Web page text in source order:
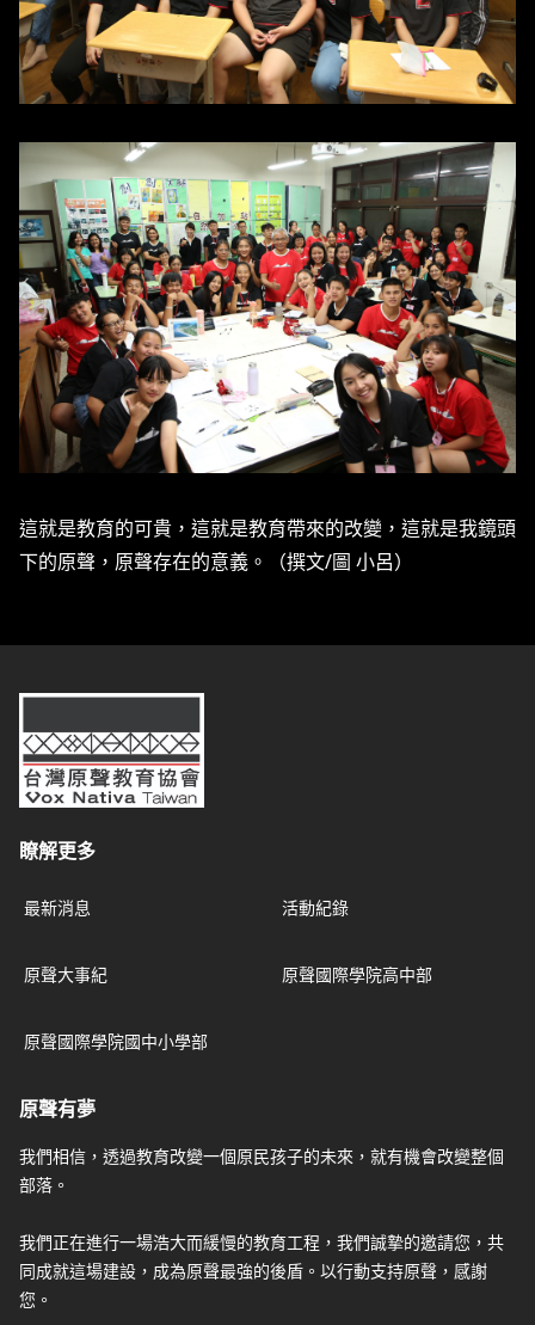
這就是教育的可貴，這就是教育帶來的改變，這就是我鏡頭
下的原聲，原聲存在的意義。（撰文/圖 小呂）
台灣原聲教育協會
瞭解更多
最新消息 活動紀錄
原聲大事紀 原聲國際學院高中部
原聲國際學院國中小學部
原聲有夢
我們相信，透過教育改變一個原民孩子的未來，就有機會改變整個
部落。
我們正在進行一場浩大而緩慢的教育工程，我們誠摯的邀請您，共
同成就這場建設，成為原聲最強的後盾。以行動支持原聲，感謝
您。